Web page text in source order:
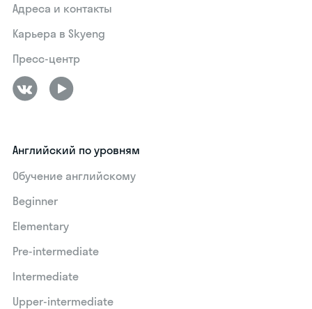
Адреса и контакты
Карьера в Skyeng
Пресс-центр
Английский по уровням
Обучение английскому
Beginner
Elementary
Pre-intermediate
Intermediate
Upper-intermediate